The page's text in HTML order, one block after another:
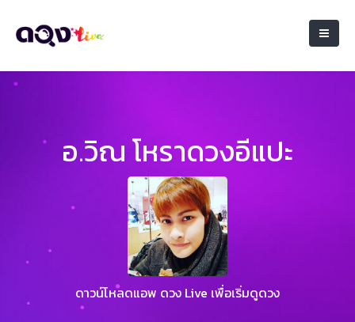
อ.วิณ โหราดวงอีแปะ
ดาวน์โหลดแอพ ดวง Live เพื่อเริ่มดูดวง